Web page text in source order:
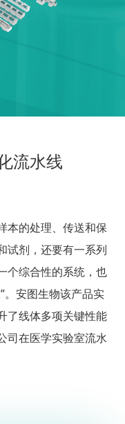
流水线
本的处理、传送和保
试剂，还要有一系列
个综合性的系统，也
。安图生物该产品实
了线体多项关键性能
司在医学实验室流水